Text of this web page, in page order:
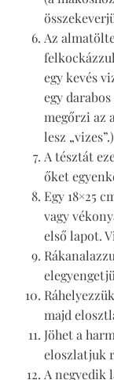
Az
egy kevés
egy
megőrzi az
lesz „vizes”.)
A tésztát
őket
Egy 18×25
vagy
első lapot.
majd
Jöhet a
eloszlatjuk
A negyedik